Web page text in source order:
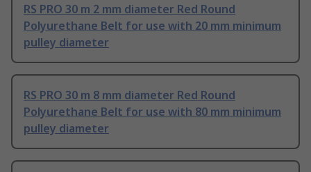
RS PRO 30 m 2 mm diameter Red Round
Polyurethane Belt for use with 20 mm minimum
pulley diameter
RS PRO 30 m 8 mm diameter Red Round
Polyurethane Belt for use with 80 mm minimum
pulley diameter